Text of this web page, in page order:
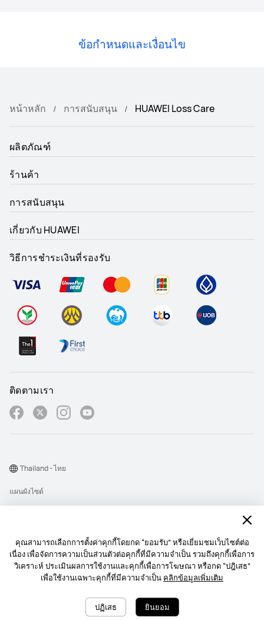
คุณสามารถเลือกการตั้งค่าคุกกี้โดยกด “ยอมรับ” หรือเยี่ยมชมเว็บไซต์ต่อ
เนื่อง เพื่อจัดการความเป็นส่วนตัวต่อคุกกี้ที่มีความจำเป็น รวมถึงคุกกี้เพื่อการ
วิเคราะห์ ประเมินผลการใช้งานและคุกกี้เพื่อการโฆษณา หรือกด “ปฎิเสธ”
เพื่อใช้งานเฉพาะคุกกี้ที่มีความจำเป็น คลิกข้อมูลเพิ่มเติม
ปฏิเสธ ยินยอม
ข้อกำหนดและเงื่อนไข
หน้าหลัก การสนับสนุน HUAWEI Loss Care
ผลิตภัณฑ์
ร้านค้า
การสนับสนุน
เกี่ยวกับ HUAWEI
วิธีการชำระเงินที่รองรับ
ติดตามเรา
Copyright © 1998-2026 Huawei Device Co., Ltd. สงวนลิขสิทธิ์.
แผนผังไซต์
Cookie
นโยบายการส่งการแจ้งเตื อนบนเว็บไซต์
Thailand - ไทย